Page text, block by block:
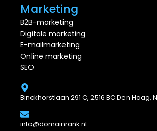
Marketing
B2B-marketing
Digitale marketing
E-mailmarketing
Online marketing
SEO
Binckhorstlaan 291 C, 2516 BC Den Haag,
info@domainrank.nl